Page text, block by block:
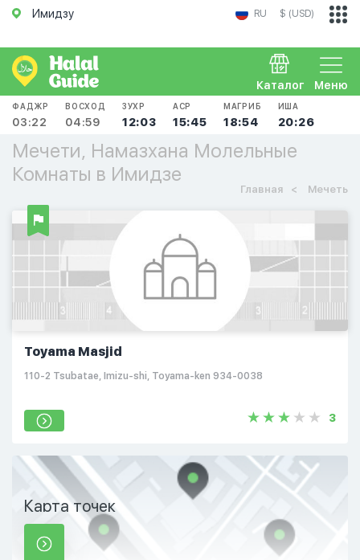
Имидзу RU $ (USD)
Меню
Каталог
ФАДЖР
03:22
ВОСХОД
04:59
ЗУХР
12:03
АСР
15:45
МАГРИБ
18:54
ИША
20:26
Мечети, Намазхана Молельные
Комнаты в Имидзе
Главная Мечеть
Toyama Masjid
110-2 Tsubatae, Imizu-shi, Toyama-ken 934-0038
3
Карта точек